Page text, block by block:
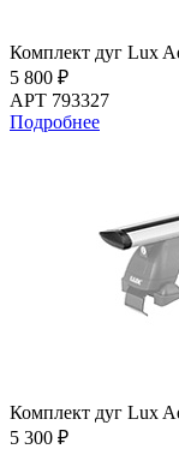
Комплект дуг Lux
5 800 ₽
АРТ 793327
Подробнее
Комплект дуг Lux
5 300 ₽